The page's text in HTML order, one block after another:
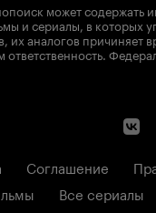
может содержать
и сериалы, в которых
их аналогов причиняет
ответственность.
Соглашение
Все сериалы